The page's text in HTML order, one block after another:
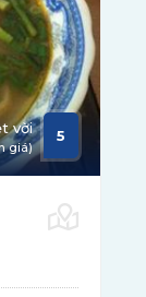
vời
giá)
5